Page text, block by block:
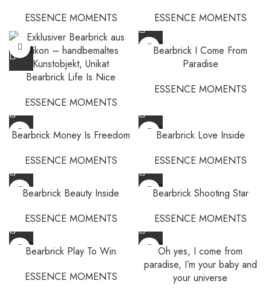
ESSENCE MOMENTS
ESSENCE MOMENTS
Bearbrick Life Is Nice
ESSENCE MOMENTS
SOLD
OUT
Bearbrick I Come From
Paradise
ESSENCE MOMENTS
Bearbrick Money Is Freedom
ESSENCE MOMENTS
SOLD
OUTBearbrick Love Inside
ESSENCE MOMENTS
Bearbrick Beauty Inside
ESSENCE MOMENTS
SOLD
OUT
Bearbrick Shooting Star
ESSENCE MOMENTS
SOLD
OUTBearbrick Play To Win
ESSENCE MOMENTS
SOLD
OUTOh yes, I come from
paradise, I’m your baby and
your universe